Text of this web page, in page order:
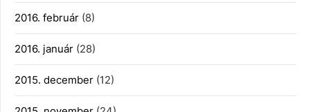
2016. február (8)
2016. január (28)
2015. december (12)